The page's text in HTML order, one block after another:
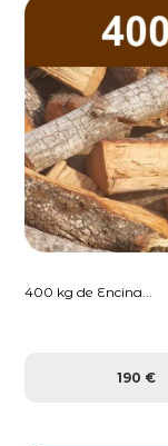
400 kg de Encina...
190 €